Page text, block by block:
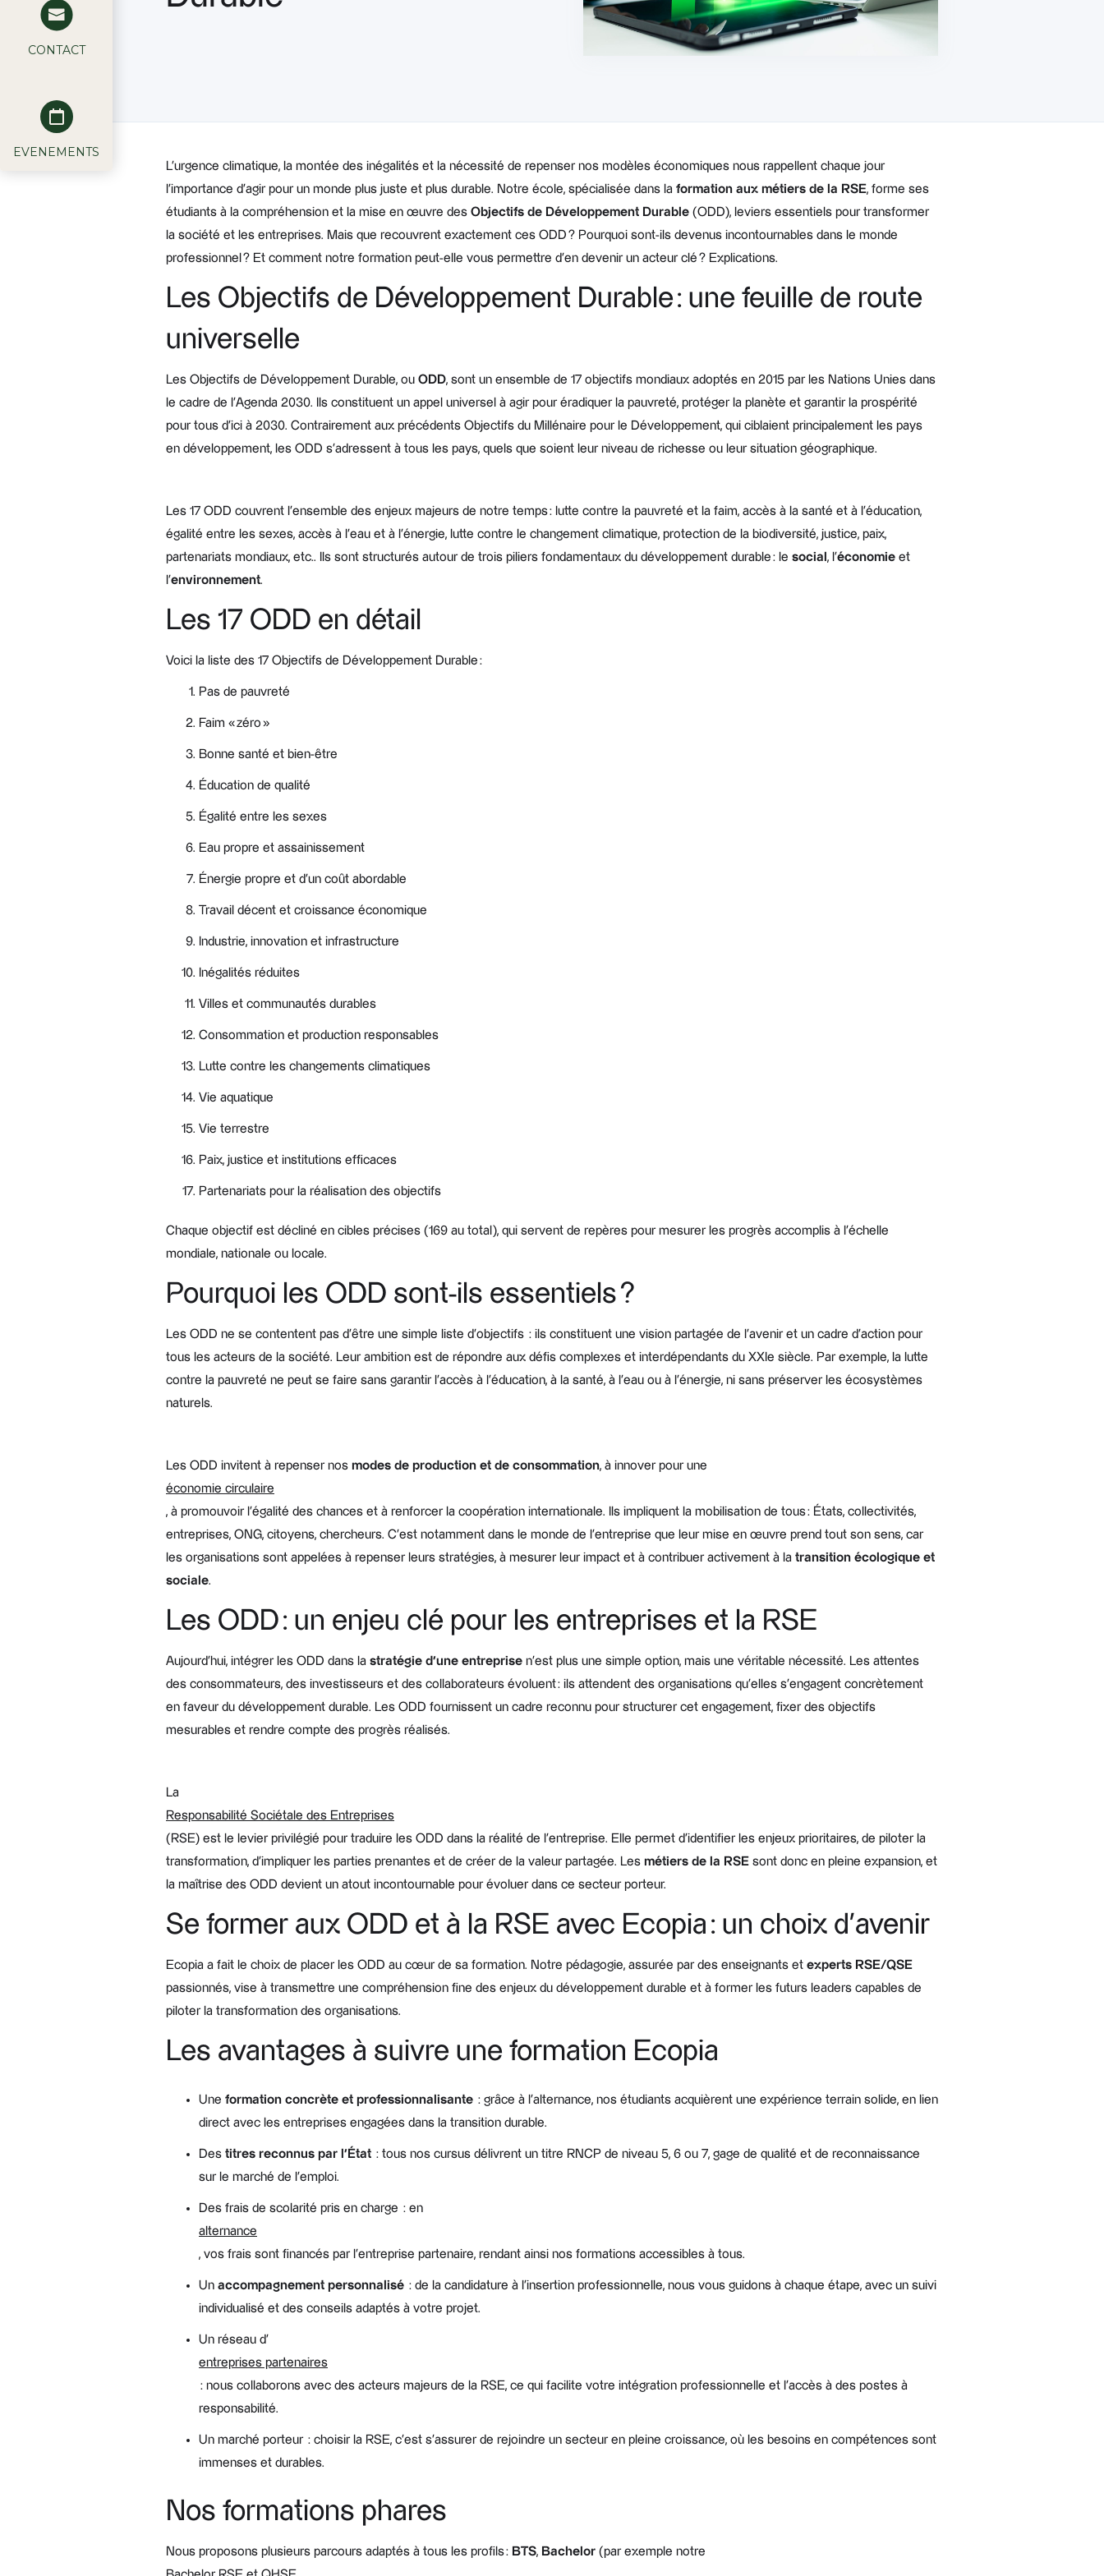
CONTACT
EVENEMENTS
L’urgence climatique, la montée des inégalités et la nécessité de repenser nos modèles économiques nous rappellent chaque jour
l’importance d’agir pour un monde plus juste et plus durable. Notre école, spécialisée dans la formation aux métiers de la RSE, forme ses
étudiants à la compréhension et la mise en œuvre des Objectifs de Développement Durable (ODD), leviers essentiels pour transformer
la société et les entreprises. Mais que recouvrent exactement ces ODD ? Pourquoi sont-ils devenus incontournables dans le monde
professionnel ? Et comment notre formation peut-elle vous permettre d’en devenir un acteur clé ? Explications.
Les Objectifs de Développement Durable : une feuille de route
universelle
Les Objectifs de Développement Durable, ou ODD, sont un ensemble de 17 objectifs mondiaux adoptés en 2015 par les Nations Unies dans
le cadre de l’Agenda 2030. Ils constituent un appel universel à agir pour éradiquer la pauvreté, protéger la planète et garantir la prospérité
pour tous d’ici à 2030. Contrairement aux précédents Objectifs du Millénaire pour le Développement, qui ciblaient principalement les pays
en développement, les ODD s’adressent à tous les pays, quels que soient leur niveau de richesse ou leur situation géographique.
Les 17 ODD couvrent l’ensemble des enjeux majeurs de notre temps : lutte contre la pauvreté et la faim, accès à la santé et à l’éducation,
égalité entre les sexes, accès à l’eau et à l’énergie, lutte contre le changement climatique, protection de la biodiversité, justice, paix,
partenariats mondiaux, etc.. Ils sont structurés autour de trois piliers fondamentaux du développement durable : le social , l’économie et
l’environnement.
Les 17 ODD en détail
Voici la liste des 17 Objectifs de Développement Durable :
Pas de pauvreté
Faim « zéro »
Bonne santé et bien-être
Éducation de qualité
Égalité entre les sexes
Eau propre et assainissement
Énergie propre et d’un coût abordable
Travail décent et croissance économique
Industrie, innovation et infrastructure
Inégalités réduites
Villes et communautés durables
Consommation et production responsables
Lutte contre les changements climatiques
Vie aquatique
Vie terrestre
Paix, justice et institutions efficaces
Partenariats pour la réalisation des objectifs
Chaque objectif est décliné en cibles précises (169 au total), qui servent de repères pour mesurer les progrès accomplis à l’échelle
mondiale, nationale ou locale.
Pourquoi les ODD sont-ils essentiels ?
Les ODD ne se contentent pas d’être une simple liste d’objectifs : ils constituent une vision partagée de l’avenir et un cadre d’action pour
tous les acteurs de la société. Leur ambition est de répondre aux défis complexes et interdépendants du XXIe siècle. Par exemple, la lutte
contre la pauvreté ne peut se faire sans garantir l’accès à l’éducation, à la santé, à l’eau ou à l’énergie, ni sans préserver les écosystèmes
naturels.
Les ODD invitent à repenser nos modes de production et de consommation, à innover pour une
économie circulaire
, à promouvoir l’égalité des chances et à renforcer la coopération internationale. Ils impliquent la mobilisation de tous : États, collectivités,
entreprises, ONG, citoyens, chercheurs. C’est notamment dans le monde de l’entreprise que leur mise en œuvre prend tout son sens, car
les organisations sont appelées à repenser leurs stratégies, à mesurer leur impact et à contribuer activement à la transition écologique et
sociale.
Les ODD : un enjeu clé pour les entreprises et la RSE
Aujourd’hui, intégrer les ODD dans la stratégie d’une entreprise n’est plus une simple option, mais une véritable nécessité. Les attentes
des consommateurs, des investisseurs et des collaborateurs évoluent : ils attendent des organisations qu’elles s’engagent concrètement
en faveur du développement durable. Les ODD fournissent un cadre reconnu pour structurer cet engagement, fixer des objectifs
mesurables et rendre compte des progrès réalisés.
La
Responsabilité Sociétale des Entreprises
(RSE) est le levier privilégié pour traduire les ODD dans la réalité de l’entreprise. Elle permet d’identifier les enjeux prioritaires, de piloter la
transformation, d’impliquer les parties prenantes et de créer de la valeur partagée. Les métiers de la RSE sont donc en pleine expansion, et
la maîtrise des ODD devient un atout incontournable pour évoluer dans ce secteur porteur.
Se former aux ODD et à la RSE avec Ecopia : un choix d’avenir
Ecopia a fait le choix de placer les ODD au cœur de sa formation. Notre pédagogie, assurée par des enseignants et experts RSE/QSE
passionnés, vise à transmettre une compréhension fine des enjeux du développement durable et à former les futurs leaders capables de
piloter la transformation des organisations.
Les avantages à suivre une formation Ecopia
Une formation concrète et professionnalisante : grâce à l’alternance, nos étudiants acquièrent une expérience terrain solide, en lien
direct avec les entreprises engagées dans la transition durable.
Des titres reconnus par l’État : tous nos cursus délivrent un titre RNCP de niveau 5, 6 ou 7, gage de qualité et de reconnaissance
sur le marché de l’emploi.
Des frais de scolarité pris en charge : en
alternance
, vos frais sont financés par l’entreprise partenaire, rendant ainsi nos formations accessibles à tous.
Un accompagnement personnalisé : de la candidature à l’insertion professionnelle, nous vous guidons à chaque étape, avec un suivi
individualisé et des conseils adaptés à votre projet.
Un réseau d’
entreprises partenaires
: nous collaborons avec des acteurs majeurs de la RSE, ce qui facilite votre intégration professionnelle et l’accès à des postes à
responsabilité.
Un marché porteur : choisir la RSE, c’est s’assurer de rejoindre un secteur en pleine croissance, où les besoins en compétences sont
immenses et durables.
Nos formations phares
Nous proposons plusieurs parcours adaptés à tous les profils : BTS, Bachelor (par exemple notre